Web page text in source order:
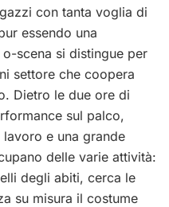
con tanta voglia di
essendo una
scena si distingue per
settore che coopera
Dietro le due ore di
sul palco,
e una grande
delle varie attività:
degli abiti, cerca le
su misura il costume